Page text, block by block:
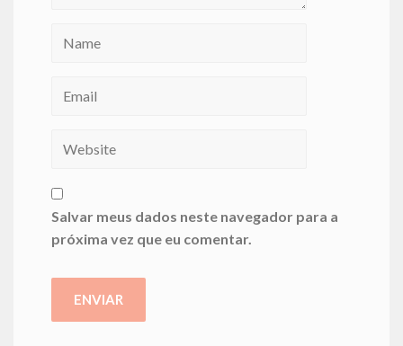
Salvar meus dados neste navegador para a
próxima vez que eu comentar.